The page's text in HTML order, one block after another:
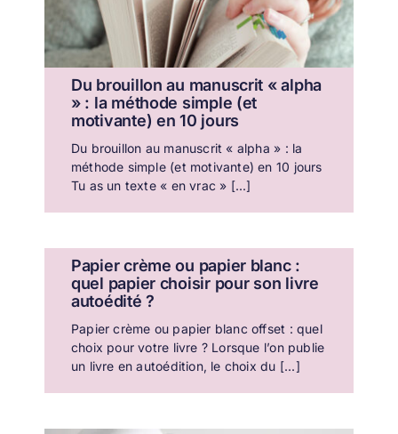
Du brouillon au manuscrit « alpha
» : la méthode simple (et
motivante) en 10 jours
Du brouillon au manuscrit « alpha » : la
méthode simple (et motivante) en 10 jours
Tu as un texte « en vrac » [...]
Papier crème ou papier blanc :
quel papier choisir pour son livre
autoédité ?
Papier crème ou papier blanc offset : quel
choix pour votre livre ? Lorsque l’on publie
un livre en autoédition, le choix du [...]